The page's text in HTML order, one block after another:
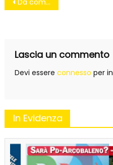
Lascia un commento
Devi essere connesso per
In Evidenza